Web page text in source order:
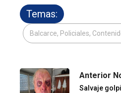
Temas:
Balcarce, Policiales,
Anterior
Salvaje